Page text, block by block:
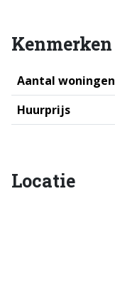
Kenmerken
Aantal woningen
Huurprijs
Locatie